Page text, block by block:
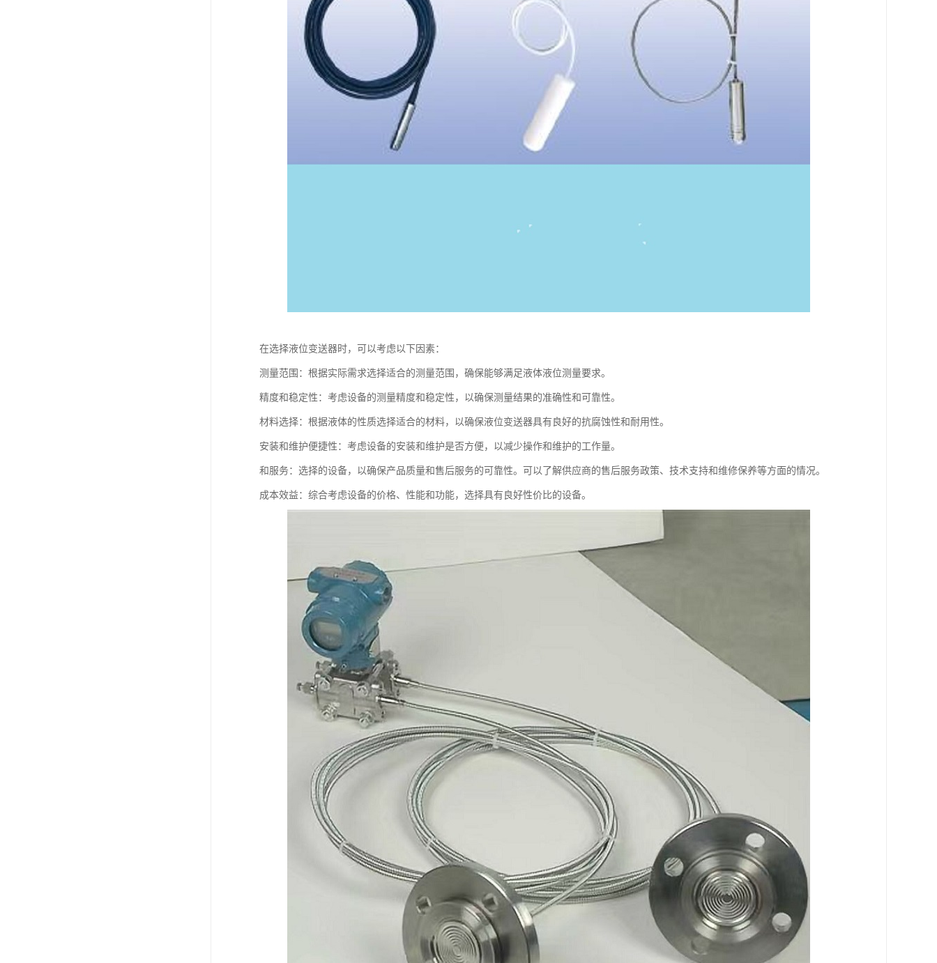
在选择液位变送器时，可以考虑以下因素：
测量范围：根据实际需求选择适合的测量范围，确保能够满足液体液位测量要求。
精度和稳定性：考虑设备的测量精度和稳定性，以确保测量结果的准确性和可靠性。
材料选择：根据液体的性质选择适合的材料，以确保液位变送器具有良好的抗腐蚀性和耐用性。
安装和维护便捷性：考虑设备的安装和维护是否方便，以减少操作和维护的工作量。
和服务：选择的设备，以确保产品质量和售后服务的可靠性。可以了解供应商的售后服务政策、技术支持和维修保养等方面的情况。
成本效益：综合考虑设备的价格、性能和功能，选择具有良好性价比的设备。